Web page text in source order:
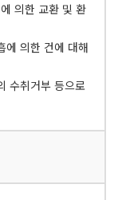
의한 교환 및 환
에 의한 건에 대해
수취거부 등으로